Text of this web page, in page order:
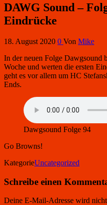
DAWG Sound –
Eindrücke
18. August 2020 0 Von Mike
In der neuen Folge Dawgsound
Woche und werten die ersten
geht es vor allem um HC
Ends.
Dawgsound Folge 94
Go Browns!
KategorieUncategorized
Schreibe einen
Deine E-Mail-Adresse wird